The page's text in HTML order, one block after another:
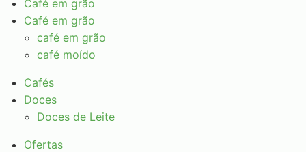
Café em grão
Café em grão
café em grão
café moído
Cafés
Doces
Doces de Leite
Ofertas